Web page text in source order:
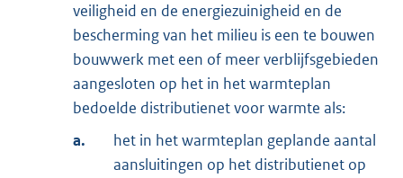
veiligheid en de energiezuinigheid en de
bescherming van het milieu is een te bouwen
bouwwerk met een of meer verblijfsgebieden
aangesloten op het in het warmteplan
bedoelde distributienet voor warmte als:
a.
het in het warmteplan geplande aantal
aansluitingen op het distributienet op